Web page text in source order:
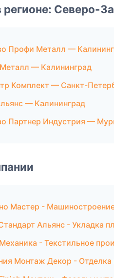
регионе: Северо-
Профи Металл —
— Калининград
Комплект — Санкт-
— Калининград
Партнер Индустрия —
Мастер -
Альянс - Укладка
- Текстильное
Монтаж Декор -